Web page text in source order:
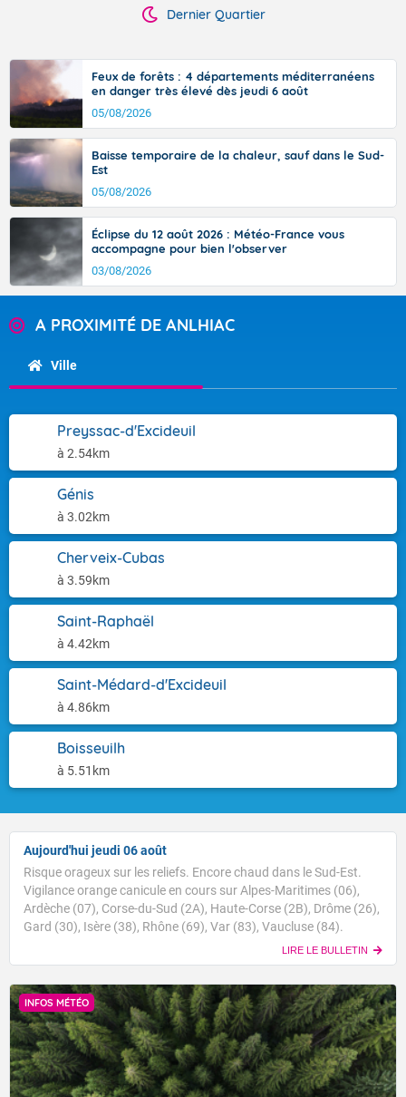
Dernier Quartier
Feux de forêts : 4 départements méditerranéens
en danger très élevé dès jeudi 6 août
05/08/2026
Baisse temporaire de la chaleur, sauf dans le Sud-
Est
05/08/2026
Éclipse du 12 août 2026 : Météo-France vous
accompagne pour bien l'observer
03/08/2026
A PROXIMITÉ DE ANLHIAC
Ville
Preyssac-d'Excideuil
à 2.54km
Génis
à 3.02km
Cherveix-Cubas
à 3.59km
Saint-Raphaël
à 4.42km
Saint-Médard-d'Excideuil
à 4.86km
Boisseuilh
à 5.51km
Aujourd'hui jeudi 06 août
Risque orageux sur les reliefs. Encore chaud dans le Sud-Est.
Vigilance orange canicule en cours sur Alpes-Maritimes (06),
Ardèche (07), Corse-du-Sud (2A), Haute-Corse (2B), Drôme (26),
Gard (30), Isère (38), Rhône (69), Var (83), Vaucluse (84).
LIRE LE BULLETIN
INFOS MÉTÉO